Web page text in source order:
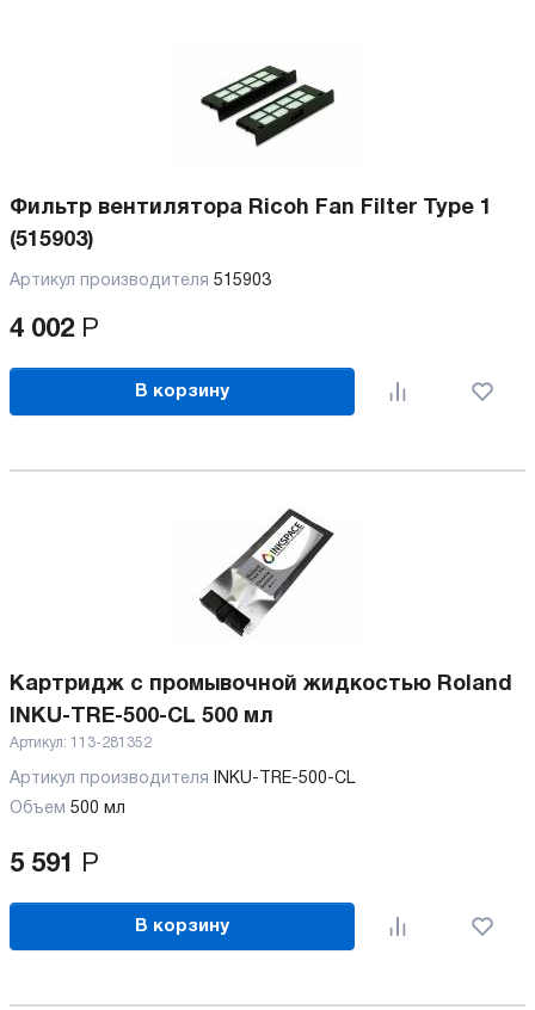
Фильтр вентилятора Ricoh Fan Filter Type 1
(515903)
Артикул производителя 515903
4 002 Р
В корзину
Картридж с промывочной жидкостью Roland
INKU-TRE-500-CL 500 мл
Артикул: 113-281352
Артикул производителя
INKU-TRE-500-CL
Объем 500 мл
5 591 Р
В корзину